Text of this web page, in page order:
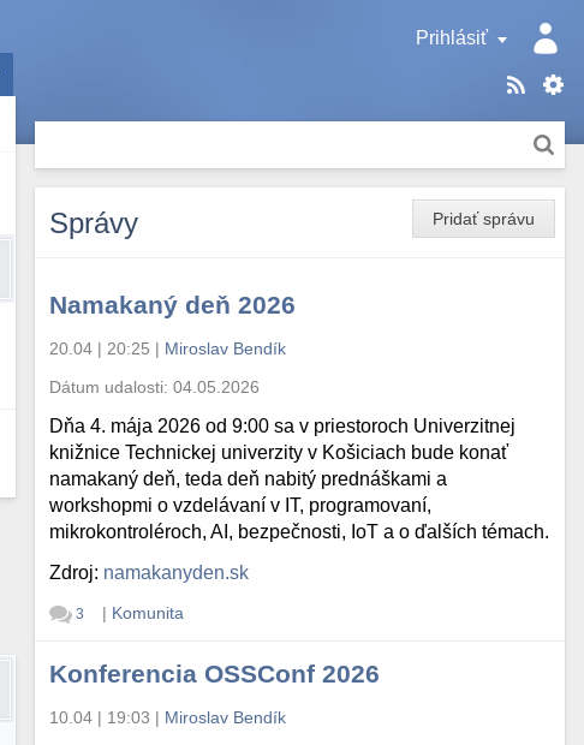
Prihlásiť
Pridať správu
Správy
Namakaný deň 2026
20.04 | 20:25 | Miroslav Bendík
Dátum udalosti:04.05.2026
Dňa 4. mája 2026 od 9:00 sa v priestoroch Univerzitnej
knižnice Technickej univerzity v Košiciach bude konať
namakaný deň, teda deň nabitý prednáškami a
workshopmi o vzdelávaní v IT, programovaní,
mikrokontroléroch, AI, bezpečnosti, IoT a o ďalších témach.
Zdroj: namakanyden.sk
3 | Komunita
Konferencia OSSConf 2026
10.04 | 19:03 | Miroslav Bendík